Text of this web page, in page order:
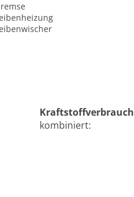
Kraftstoffverbrauch
kombiniert: